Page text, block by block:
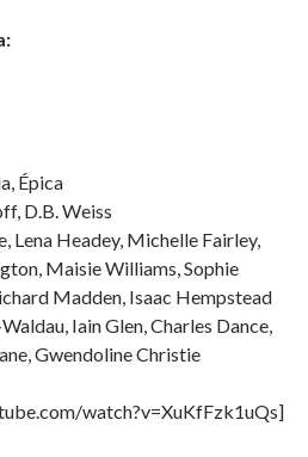
Épica
D.B. Weiss
Lena Headey, Michelle Fairley,
Maisie Williams, Sophie
Madden, Isaac Hempstead
Iain Glen, Charles Dance,
Gwendoline Christie
watch?v=XuKfFzk1uQs]